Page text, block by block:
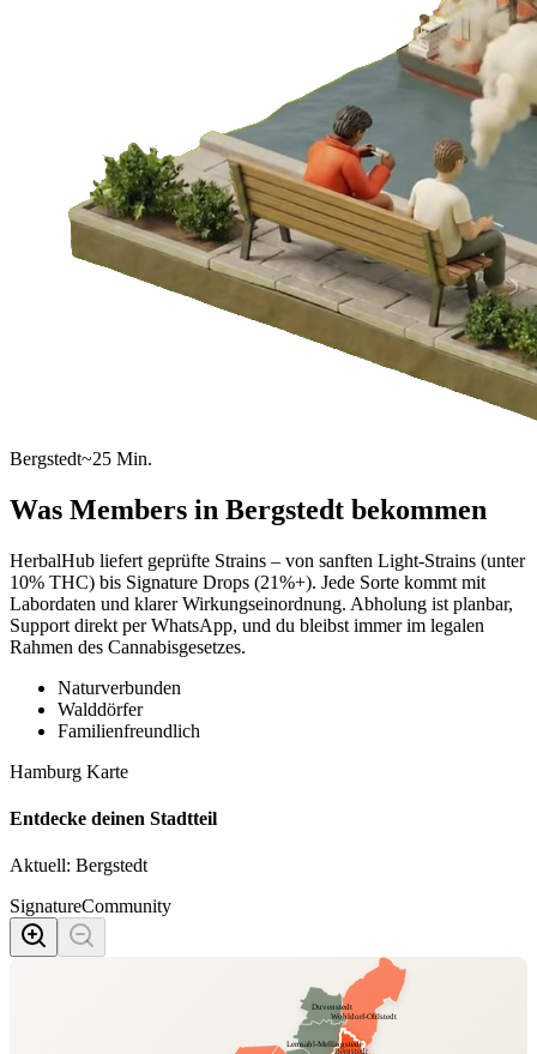
Bergstedt~25 Min.
Was Members in Bergstedt bekommen
HerbalHub liefert geprüfte Strains – von sanften Light-Strains (unter
10% THC) bis Signature Drops (21%+). Jede Sorte kommt mit
Labordaten und klarer Wirkungseinordnung. Abholung ist planbar,
Support direkt per WhatsApp, und du bleibst immer im legalen
Rahmen des Cannabisgesetzes.
Naturverbunden
Walddörfer
Familienfreundlich
Hamburg Karte
Entdecke deinen Stadtteil
Aktuell: Bergstedt
SignatureCommunity
Lemsahl-Mellingstedt
Duvenstedt
Wohldorf-Ohlstedt